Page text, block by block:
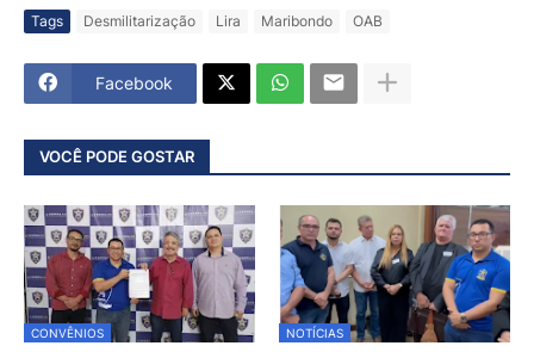
Tags Desmilitarização Lira Maribondo OAB
Facebook
VOCÊ PODE GOSTAR
CONVÊNIOS NOTÍCIAS